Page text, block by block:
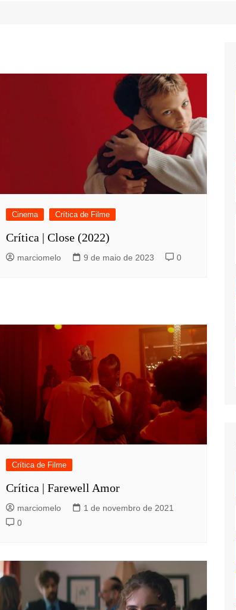
Cinema Crítica de Filme
Crítica | Close (2022)
marciomelo 9 de maio de 2023 0
Crítica de Filme
Crítica | Farewell Amor
marciomelo
1 de novembro de 2021
0